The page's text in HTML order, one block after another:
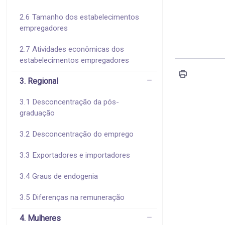
2.6 Tamanho dos estabelecimentos
empregadores
2.7 Atividades econômicas dos
estabelecimentos empregadores
3. Regional
3.1 Desconcentração da pós-
graduação
3.2 Desconcentração do emprego
3.3 Exportadores e importadores
3.4 Graus de endogenia
3.5 Diferenças na remuneração
4. Mulheres